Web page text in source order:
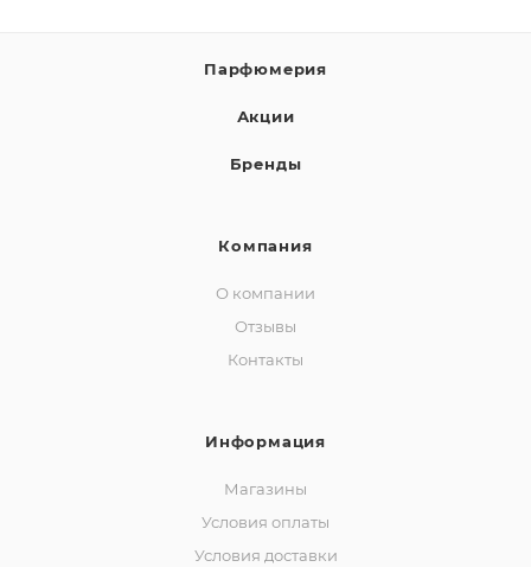
Парфюмерия
Акции
Бренды
Компания
О компании
Отзывы
Контакты
Информация
Магазины
Условия оплаты
Условия доставки